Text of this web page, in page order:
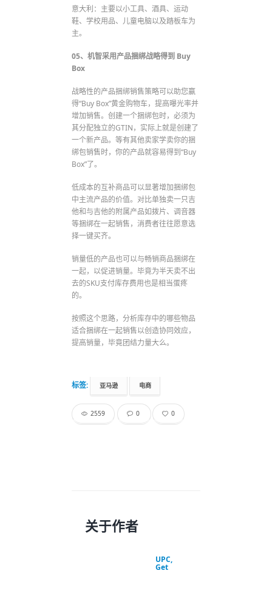
意大利：主要以小工具、酒具、运动
鞋、学校用品、儿童电脑以及踏板车为
主。
05、机智采用产品捆绑战略得到 Buy
Box
战略性的产品捆绑销售策略可以助您赢
得“Buy Box”黄金购物车，提高曝光率并
增加销售。创建一个捆绑包时，必须为
其分配独立的GTIN，实际上就是创建了
一个新产品。等有其他卖家学卖你的捆
绑包销售时，你的产品就容易得到“Buy
Box”了。
低成本的互补商品可以显著增加捆绑包
中主流产品的价值。对比单独卖一只吉
他和与吉他的附属产品如拨片、调音器
等捆绑在一起销售，消费者往往愿意选
择一键买齐。
销量低的产品也可以与畅销商品捆绑在
一起，以促进销量。毕竟为半天卖不出
去的SKU支付库存费用也是相当蛋疼
的。
按照这个思路，分析库存中的哪些物品
适合捆绑在一起销售以创造协同效应，
提高销量，毕竟团结力量大么。
标签: 亚马逊 电商
2559 0 0
关于作者
UPC,
Get